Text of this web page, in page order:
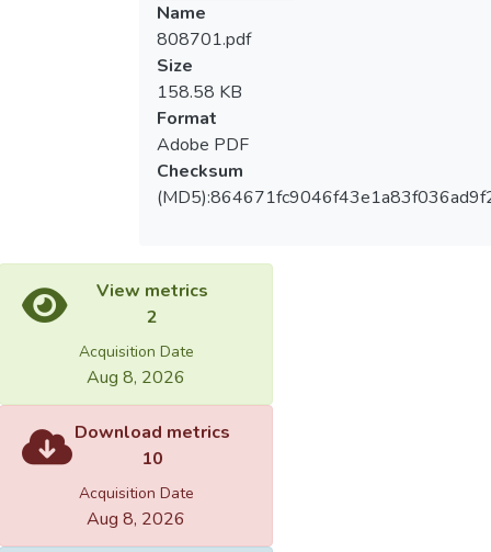
Name
808701.pdf
Size
158.58 KB
Format
Adobe PDF
Checksum
View metrics
2
Acquisition Date
Aug 8, 2026
Download metrics
10
Acquisition Date
Aug 8, 2026